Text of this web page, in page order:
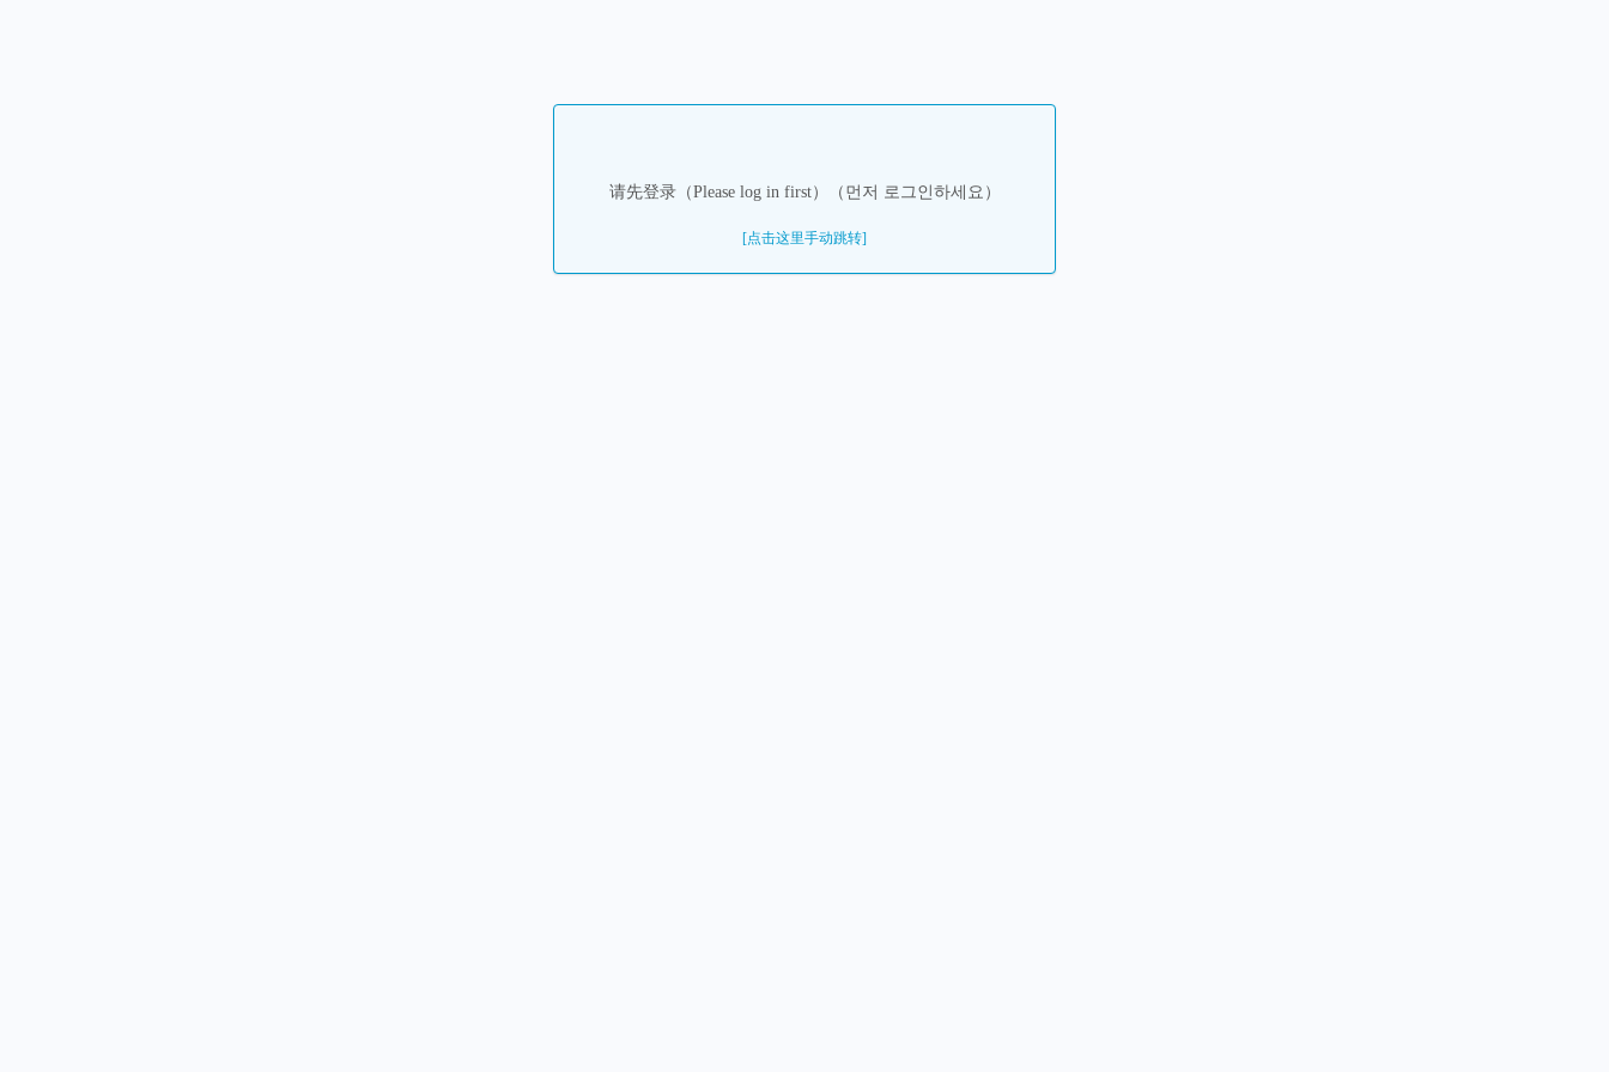
请先登录（Please log in first）（먼저 로그인하세요）
[点击这里手动跳转]